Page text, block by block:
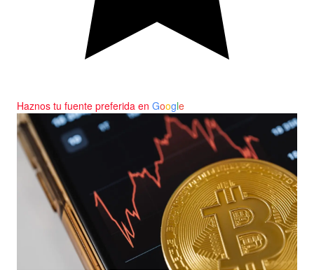
Haznos tu fuente preferida en Google